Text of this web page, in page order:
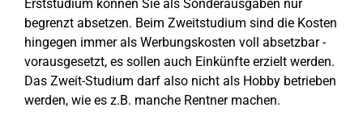
Erststudium können Sie als Sonderausgaben nur
begrenzt absetzen. Beim Zweitstudium sind die Kosten
hingegen immer als Werbungskosten voll absetzbar -
vorausgesetzt, es sollen auch Einkünfte erzielt werden.
Das Zweit-Studium darf also nicht als Hobby betrieben
werden, wie es z.B. manche Rentner machen.